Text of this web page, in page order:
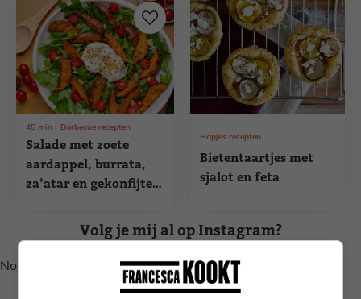
Salade met zoete
aardappel, burrata,
za’atar en gekonfijte
45 min Barbecue recepten
Bietentaartjes met
sjalot en feta
Hapjes recepten
Volg je mij al op Instagram?
No posts found.